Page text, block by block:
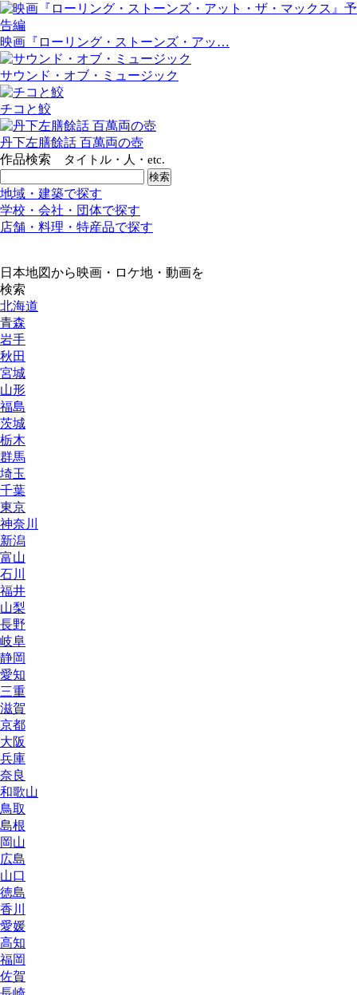
映画『ローリング・ストーンズ・アッ…
サウンド・オブ・ミュージック
チコと鮫
丹下左膳餘話 百萬両の壺
作品検索
タイトル・人・etc.
地域・建築で探す
学校・会社・団体で探す
店舗・料理・特産品で探す
日本地図から映画・ロケ地・動画を
検索
北海道
青森
岩手
秋田
宮城
山形
福島
茨城
栃木
群馬
埼玉
千葉
東京
神奈川
新潟
富山
石川
福井
山梨
長野
岐阜
静岡
愛知
三重
滋賀
京都
大阪
兵庫
奈良
和歌山
鳥取
島根
岡山
広島
山口
徳島
香川
愛媛
高知
福岡
佐賀